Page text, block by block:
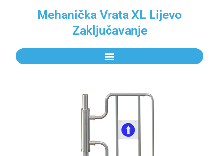
Mehanička Vrata XL Lijevo
Zaključavanje